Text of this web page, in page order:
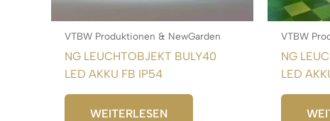
VTBW Produktionen & NewGarden
NG LEUCHTOBJEKT BULY40
LED AKKU FB IP54
WEITERLESEN
VTBW
NG
LED